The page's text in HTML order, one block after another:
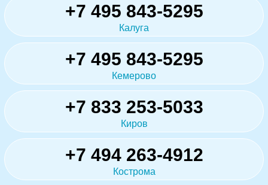
+7 495 843-5295
Калуга
+7 495 843-5295
Кемерово
+7 833 253-5033
Киров
+7 494 263-4912
Кострома